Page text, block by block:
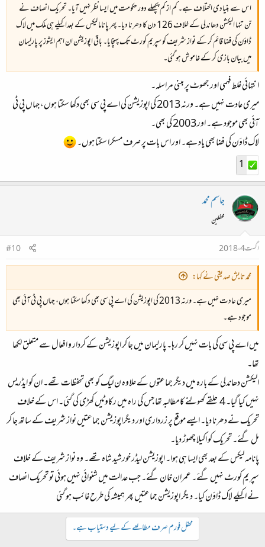
اس سے بنیادی اختلاف ہے۔ کم از کم پچھلے دور حکومت میں ایسا نظر نہیں آیا۔ تحریک انصاف نے
تن تنہا الیکشن دھاندلی کے خلاف 126 دن کا دھرنا دیا۔ پھر پاناما لیکس کے بعداکیلے ہی ملک میں لاک
ڈاؤن کی فضا قائم کر کے نواز شریف کو سپریم کورٹ تک پہنچایا۔ باقی اپوزیشن ان اہم ایشوز پر پارلیمان
میں بیان بازی کر کے خاموش ہو گئی۔
انتہائی غلط فہمی اور جھوٹ پر مبنی مراسلہ۔
میری عادت نہیں ہے۔ ورنہ 2013 کی اپوزیشن کی اے پی سی بھی دکھا سکتا ہوں، جہاں پی ٹی
آئی بھی موجود ہے۔ اور 2003 کی بھی۔
لاک ڈاؤن کی فضا بھی یاد ہے۔ اور اس بات پر صرف مسکرا سکتا ہوں۔
1
جاسم محمد
محفلین
اگست 4، 2018
#10
محمد تابش صدیقی نے کہا:
میری عادت نہیں ہے۔ ورنہ 2013 کی اپوزیشن کی اے پی سی بھی دکھا سکتا ہوں، جہاں پی ٹی آئی بھی
موجود ہے۔
میں اے پی سی کی بات نہیں کر رہا۔ پارلیمان میں جا کر اپوزیشن کے کردار و افعال سے متعلق لکھا
تھا۔
الیکشن دھاندلی کے بارہ میں دیگر جماعتوں کے علاوہ ن لیگ کو بھی تحفظات تھے۔ ان کو ایڈریس
نہیں کیا گیا۔ 4 حلقے کھولنے کا مطالبہ تھا جس کی راہ میں رکاوٹیں کھڑی کی گئی۔ اس کے خلاف
تحریک نے دھرنا دیا۔ ایسے موقع پر زرداری اور دیگراپوزیشن جماعتیں نواز شریف کے ساتھ جا کر
مل گئے۔ تحریک کو اکیلا چھوڑ دیا۔
پانامہ لیکس کے بعد بھی ایسا ہی ہوا۔ اپوزیشن لیڈر خورشید شاہ تھے۔ وہ نواز شریف کے خلاف
سپریم کورٹ نہیں گئے۔ عمران خان گئے۔ جب عدالت میں شنوائی نہیں ہوئی تو تحریک انصاف
نے اکیلے لاک ڈاؤن کیا۔ دیگر اپوزیشن جماعتیں پھر ہمیشہ کی طرح غائب ہو گئی
محفل فورم صرف مطالعے کے لیے دستیاب ہے۔